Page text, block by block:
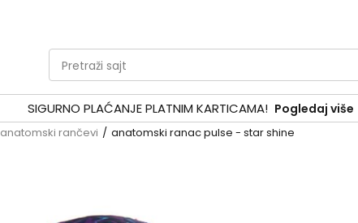
Pretraži sajt
SIGURNO PLAĆANJE PLATNIM KARTICAMA! Pogledaj više
anatomski rančevi anatomski ranac pulse - star shine